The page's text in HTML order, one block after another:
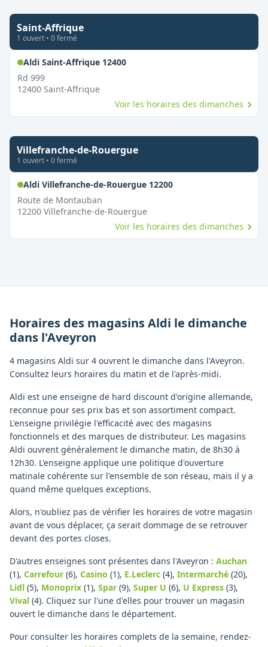
Saint-Affrique
1 ouvert • 0fermé
Aldi Saint-Affrique 12400,
Rd 999
12400 Saint-Affrique
Voir les horaires des dimanches
Villefranche-de-Rouergue
1 ouvert • 0fermé
Aldi Villefranche-de-Rouergue 12200,
Route de Montauban
12200 Villefranche-de-Rouergue
Voir les horaires des dimanches
Horaires des magasinsAldi le dimanche
dans l'Aveyron
4 magasins Aldi sur 4 ouvrent le dimanche dans l'Aveyron.
Consultez leurs horaires du matin et de l'après-midi.
Aldi est une enseigne de hard discount d'origine allemande,
reconnue pour ses prix bas et son assortiment compact.
L'enseigne privilégie l'efficacité avec des magasins
fonctionnels et des marques de distributeur. Les magasins
Aldi ouvrent généralement le dimanche matin, de 8h30 à
12h30. L'enseigne applique une politique d'ouverture
matinale cohérente sur l'ensemble de son réseau, mais il y a
quand même quelques exceptions.
Alors, n'oubliez pas de vérifier les horaires de votre magasin
avant de vous déplacer, ça serait dommage de se retrouver
devant des portes closes.
D'autres enseignes sont présentes dans l'Aveyron : Auchan
(1), Carrefour (6), Casino (1), E.Leclerc (4), Intermarché (20),
Lidl (5), Monoprix (1), Spar (9), Super U (6), U Express (3),
Vival (4). Cliquez sur l'une d'elles pour trouver un magasin
ouvert le dimanche dans le département.
Pour consulter les horaires complets de la semaine, rendez-